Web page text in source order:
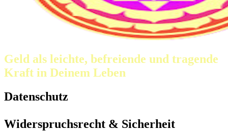
Geld als leichte, befreiende und tragende
Kraft in Deinem Leben
Datenschutz
Widerspruchsrecht & Sicherheit